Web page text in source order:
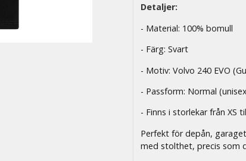
Detaljer:
- Material: 100% bomull
- Färg: Svart
- Motiv: Volvo 240 EVO
- Passform: Normal
- Finns i storlekar från XS
Perfekt för depån,
med stolthet, precis som